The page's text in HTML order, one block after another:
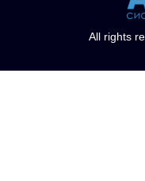
All rights